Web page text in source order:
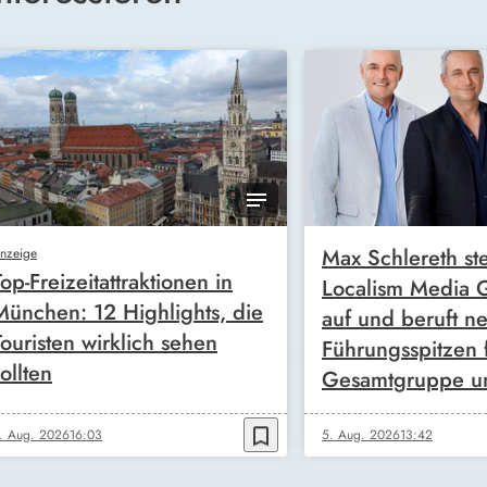
Freizeitattraktionen in
12 Highlights, die
wirklich sehen
Aug. 202616:03 bookmark_border
Max Schlereth
Localism Media
auf und beruft
Führungsspitzen
Gesamtgruppe
5. Aug. 202613:42